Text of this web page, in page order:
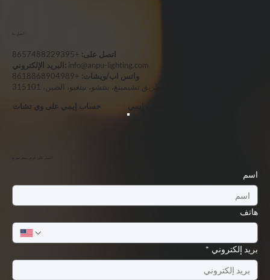
اسم
هاتف
بريد إلكتروني *
اتصل على: +8657488229395
البريد الإلكتروني: info@anpu-lighting.com
واتس اب/ويشات: +8618868904989
حساب إيمي على وي تشات
واتساب إيمي